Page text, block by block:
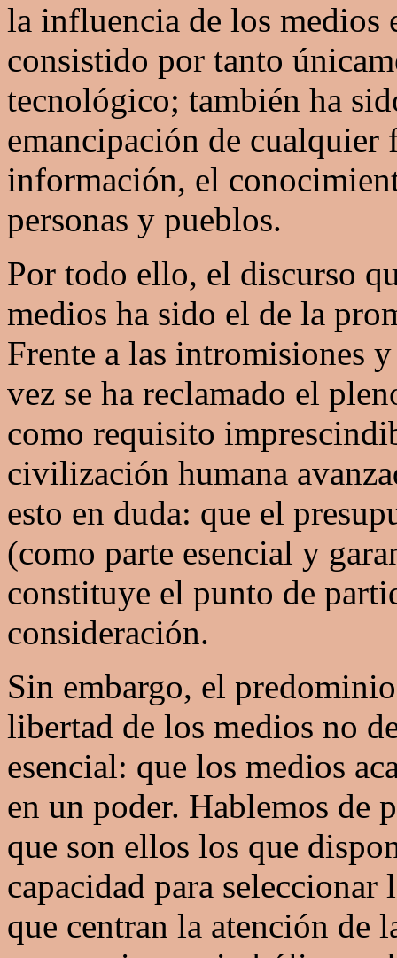
la influencia de los medios
consistido por tanto
tecnológico; también ha
emancipación de cualquier
información, el
personas y pueblos.
Por todo ello, el discurso
medios ha sido el de la
Frente a las intromisiones
vez se ha reclamado el
como requisito
civilización humana
esto en duda: que el
(como parte esencial y
constituye el punto de
consideración.
Sin embargo, el
libertad de los medios no
esencial: que los medios
en un poder. Hablemos de
que son ellos los que
capacidad para
que centran la atención de